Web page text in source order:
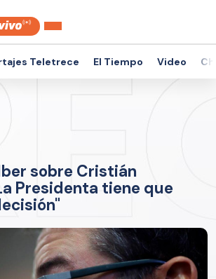
Teletrece El Tiempo Video
sobre Cristián
Presidenta tiene que